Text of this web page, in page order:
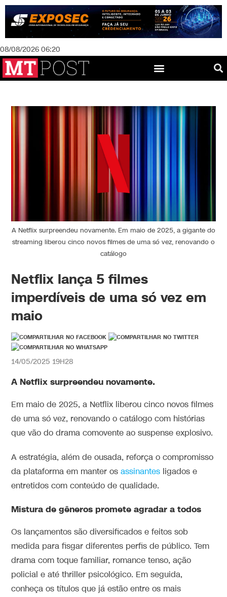
08/08/2026 06:20
A Netflix surpreendeu novamente. Em maio de 2025, a gigante do
streaming liberou cinco novos filmes de uma só vez, renovando o
catálogo
Netflix lança 5 filmes
imperdíveis de uma só vez em
maio
14/05/2025 19H28
A Netflixsurpreendeu novamente.
Em maio de 2025, a Netflix liberou cinco novos filmes
de uma só vez, renovando o catálogo com histórias
que vão do drama comovente ao suspense explosivo.
A estratégia, além de ousada, reforça o compromisso
da plataforma em manter osassinantes ligados e
entretidos com conteúdo de qualidade.
Mistura de gêneros promete agradar a todos
Os lançamentos são diversificados e feitos sob
medida para fisgar diferentes perfis de público. Tem
drama com toque familiar, romance tenso, ação
policial e até thriller psicológico. Em seguida,
conheça os títulos que já estão entre os mais